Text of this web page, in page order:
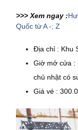
>>> Xem ngay :
Quốc từ A -; Z
Địa chỉ : Khu
Giờ mở cửa :
chủ nhật có
Giá vé :